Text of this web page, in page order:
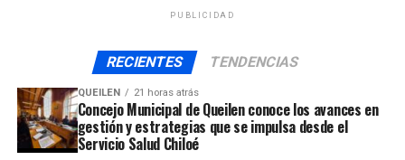
Recordemos que anteriormente, desde el Liceo
Polivalente los ladrones habían sustraído artículos
electrónicos como computadores personales, entre
otros.
PUBLICIDAD
RECIENTES TENDENCIAS
QUEILEN 21 horas atrás
Concejo Municipal de Queilen conoce los avances en
gestión y estrategias que se impulsa desde el
Servicio Salud Chiloé